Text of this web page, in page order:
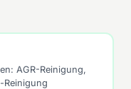
AGR-Reinigung,
Reinigung